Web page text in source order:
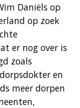
Daniëls op
op zoek
er nog over is
zoals
en
meer dorpen